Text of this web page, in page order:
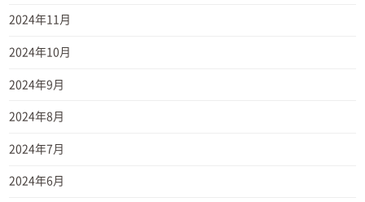
2024年11月
2024年10月
2024年9月
2024年8月
2024年7月
2024年6月